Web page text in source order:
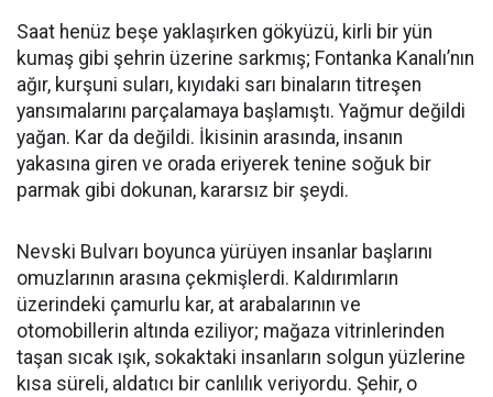
Saat henüz beşe yaklaşırken gökyüzü, kirli bir yün
kumaş gibi şehrin üzerine sarkmış; Fontanka Kanalı’nın
ağır, kurşuni suları, kıyıdaki sarı binaların titreşen
yansımalarını parçalamaya başlamıştı. Yağmur değildi
yağan. Kar da değildi. İkisinin arasında, insanın
yakasına giren ve orada eriyerek tenine soğuk bir
parmak gibi dokunan, kararsız bir şeydi.
Nevski Bulvarı boyunca yürüyen insanlar başlarını
omuzlarının arasına çekmişlerdi. Kaldırımların
üzerindeki çamurlu kar, at arabalarının ve
otomobillerin altında eziliyor; mağaza vitrinlerinden
taşan sıcak ışık, sokaktaki insanların solgun yüzlerine
kısa süreli, aldatıcı bir canlılık veriyordu. Şehir, o